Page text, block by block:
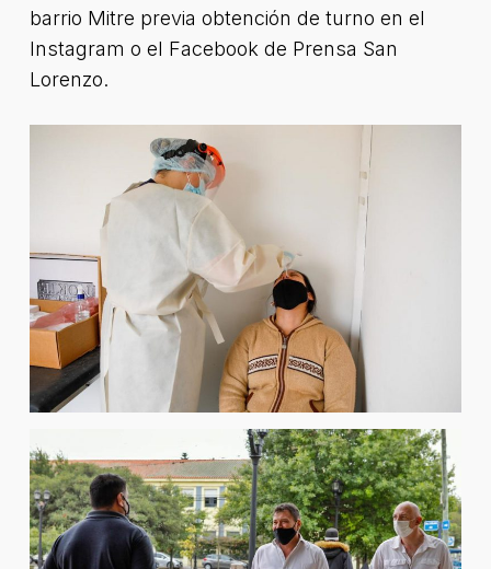
barrio Mitre previa obtención de turno en el
Instagram o el Facebook de Prensa San
Lorenzo.